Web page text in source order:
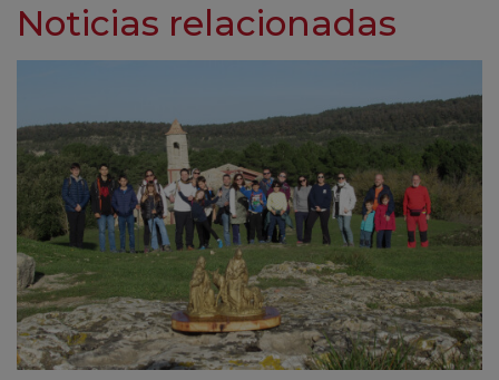
Noticias relacionadas